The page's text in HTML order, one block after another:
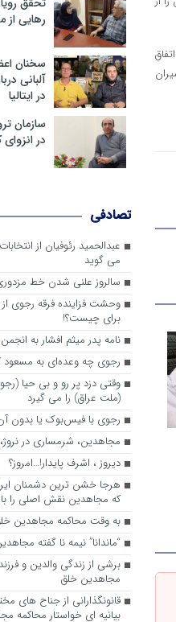
رهایی
سخنان
آلبانی
در ایتالیا
سازمان
در
تصادفی
عبدالحمید رئوفیان از
می گوید
سالروز علنی شدن خط
وحشت فزاینده فرقه رجوی از
برای چیست؟!
نامه پدر میثم افشار به
رجوی چه وعده‌ای به مسعود
وقتی دزد پر رو و بی حیا
(ملت عراق) را می گیرد
رجوی با فیس‌بوک یا بدون
مجاهدین، شرم‎ساری در نروژ، باخت در فرانسه
ديروز ، اشرف پايدار!…امروز؟
که مجاهدین نقش اصلی را
به وقت محاکمه مجاهدین
“ماندانا” نیمه نا گفته
برشی از زندگی والدین و
مجاهدین خلق
قانونگذارانی از جناح های
بیانیه ای خواستار محاکمه